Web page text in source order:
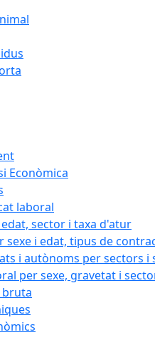
Econòmica
laboral
sector i taxa d'atur
sexe i edat, tipus de
i autònoms per sectors i
per sexe, gravetat i
bruta